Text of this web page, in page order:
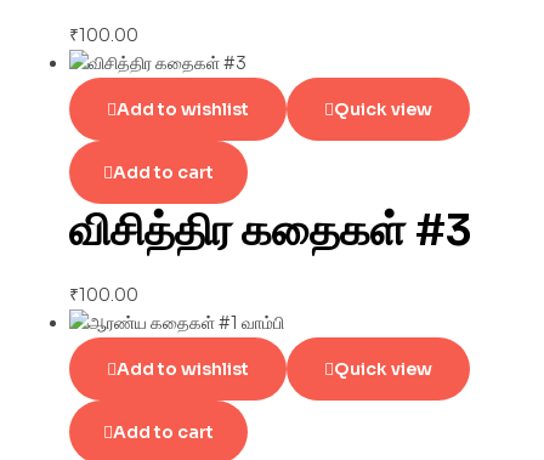
₹100.00
Add to wishlist Quick view
Add to cart
விசித்திர கதைகள் #3
₹100.00
Add to wishlist Quick view
Add to cart